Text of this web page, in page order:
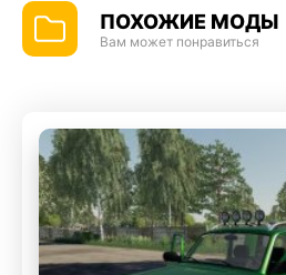
ПОХОЖИЕ МОДЫ
Вам может понравиться